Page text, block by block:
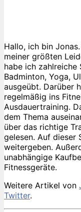
Hallo, ich bin
meiner größten
habe ich
Badminton, Yoga,
ausgeübt. Darüber
regelmäßig ins
Ausdauertraining.
dem Thema
über das richtige
gelesen. Auf dieser
weitergeben.
unabhängige
Fitnessgeräte.
Weitere Artikel von
Twitter.